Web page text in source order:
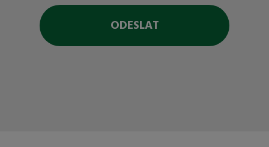
zpracováním
osobních
údajů
ODESLAT